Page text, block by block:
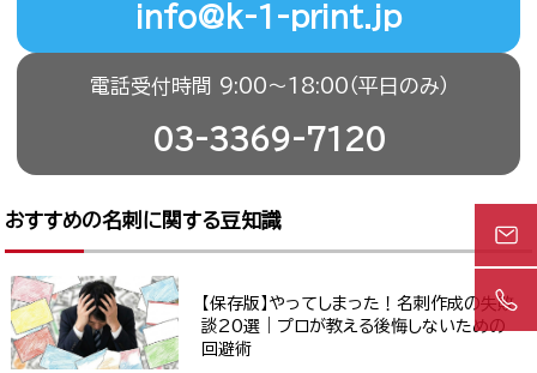
info@k-1-print.jp
電話受付時間 9:00〜18:00（平日のみ）
03-3369-7120
おすすめの名刺に関する豆知識
【保存版】やってしまった！名刺作成の失敗
談20選｜プロが教える後悔しないための
回避術